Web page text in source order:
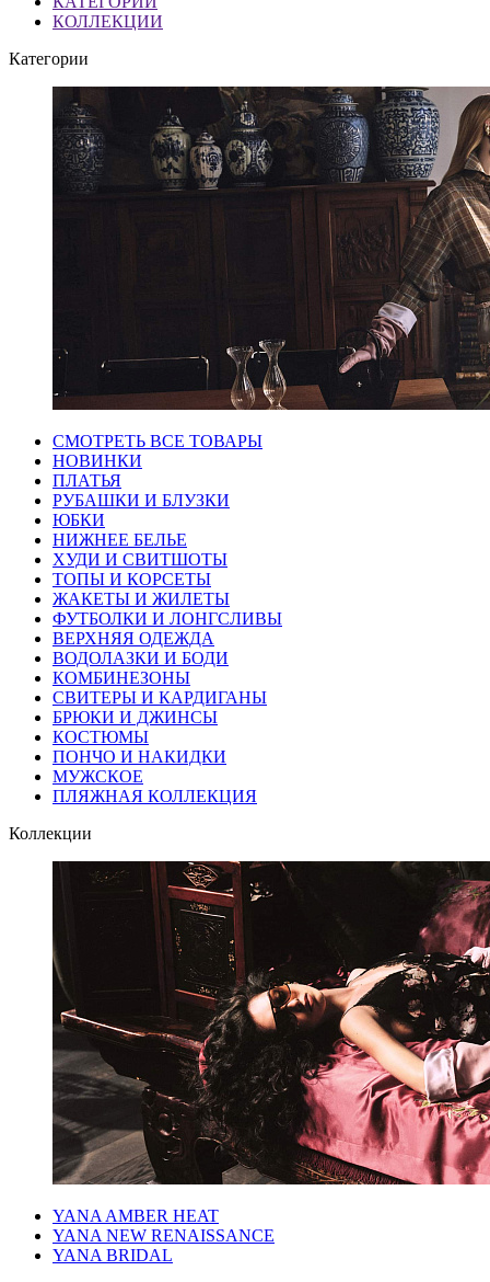
КОЛЛЕКЦИИ
Категории
СМОТРЕТЬ ВСЕ ТОВАРЫ
НОВИНКИ
ПЛАТЬЯ
РУБАШКИ И БЛУЗКИ
ЮБКИ
НИЖНЕЕ БЕЛЬЕ
ХУДИ И СВИТШОТЫ
ТОПЫ И КОРСЕТЫ
ЖАКЕТЫ И ЖИЛЕТЫ
ФУТБОЛКИ И ЛОНГСЛИВЫ
ВЕРХНЯЯ ОДЕЖДА
ВОДОЛАЗКИ И БОДИ
КОМБИНЕЗОНЫ
СВИТЕРЫ И КАРДИГАНЫ
БРЮКИ И ДЖИНСЫ
КОСТЮМЫ
ПОНЧО И НАКИДКИ
МУЖСКОЕ
ПЛЯЖНАЯ КОЛЛЕКЦИЯ
Коллекции
YANA AMBER HEAT
YANA NEW RENAISSANCE
YANA BRIDAL